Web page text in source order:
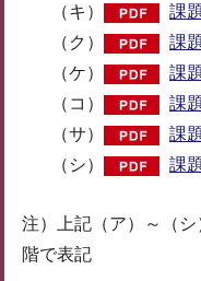
（キ）
課
（ク）
課
（ケ）
課
（コ）
課
（サ）
課
（シ）
課
注）上記（ア）～（
階で表記